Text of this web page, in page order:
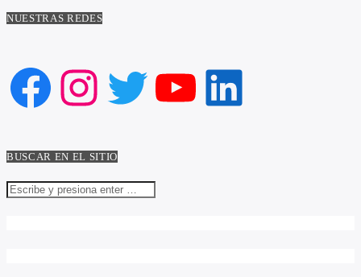
NUESTRAS REDES
Facebook
Instagram
Twitter
YouTube
LinkedIn
BUSCAR EN EL SITIO